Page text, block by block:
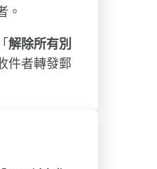
。
解除所有別
件者轉發郵